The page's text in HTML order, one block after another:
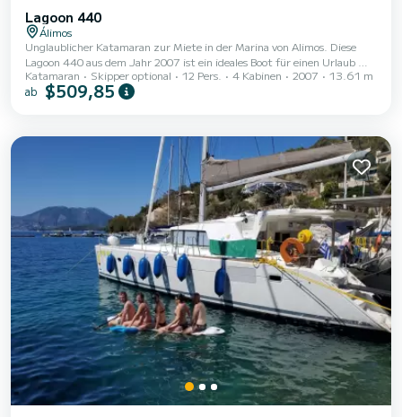
Lagoon 440
Álimos
Unglaublicher Katamaran zur Miete in der Marina von Alimos. Diese
Lagoon 440 aus dem Jahr 2007 ist ein ideales Boot für einen Urlaub mit
Familie oder Freunden. Sie werden eine außergewöhnliche Kreuzfahrt
auf diesem 14 Meter langen Katamaran erleben. Sie können während
über 4 Toiletten mit Dusche. Dieses Boot ist mit einem Lattengroßsegel
Katamaran Skipper optional 12 Pers. 4 Kabinen 2007 13.61 m
ab $509,85